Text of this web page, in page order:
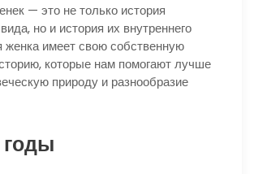
— это не только история
но и история их внутреннего
женка имеет свою собственную
которые нам помогают лучше
природу и разнообразие